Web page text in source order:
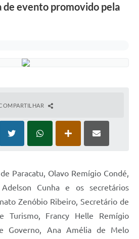
evento promovido pela
Paracatu, Olavo Remígio Condé,
Cunha e os secretários
Zenóbio Ribeiro, Secretário de
Turismo, Francy Helle Remígio
Governo, Ana Amélia de Melo